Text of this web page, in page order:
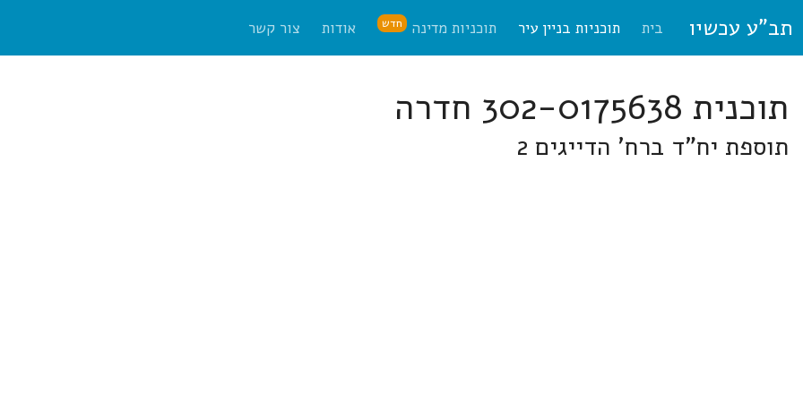
תב"ע עכשיו בית תוכניות בניין עיר תוכניות מדינה חדש אודות צור קשר
תוכנית 302-0175638 חדרה
תוספת יח"ד ברח' הדייגים 2